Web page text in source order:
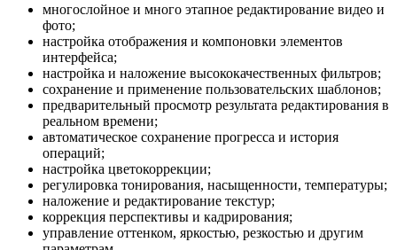
многослойное и много этапное редактирование видео и
фото;
настройка отображения и компоновки элементов
интерфейса;
настройка и наложение высококачественных фильтров;
сохранение и применение пользовательских шаблонов;
предварительный просмотр результата редактирования в
реальном времени;
автоматическое сохранение прогресса и история
операций;
настройка цветокоррекции;
регулировка тонирования, насыщенности, температуры;
наложение и редактирование текстур;
коррекция перспективы и кадрирования;
управление оттенком, яркостью, резкостью и другим